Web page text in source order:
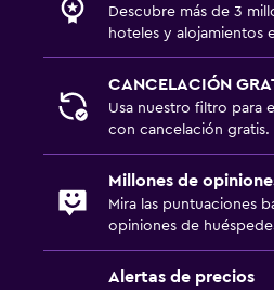
Descubre más de 3
hoteles y alojamientos
CANCELACIÓN
Usa nuestro filtro para
con cancelación gratis.
Millones de
Mira las puntuaciones
opiniones de
Alertas de precios